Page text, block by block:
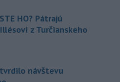
HO? Pátrajú
z Turčianskeho
návštevu